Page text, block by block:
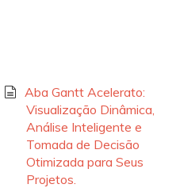
Aba Gantt Acelerato:
Visualização Dinâmica,
Análise Inteligente e
Tomada de Decisão
Otimizada para Seus
Projetos.